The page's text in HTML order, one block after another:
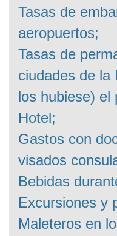
Tasas de
aeropuertos;
Tasas de
ciudades de la
los hubiese) el
Hotel;
Gastos con
visados
Bebidas
Excursiones y
Maleteros en